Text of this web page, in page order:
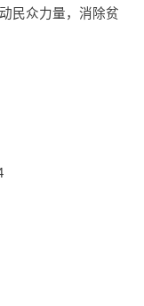
民众力量，消除贫